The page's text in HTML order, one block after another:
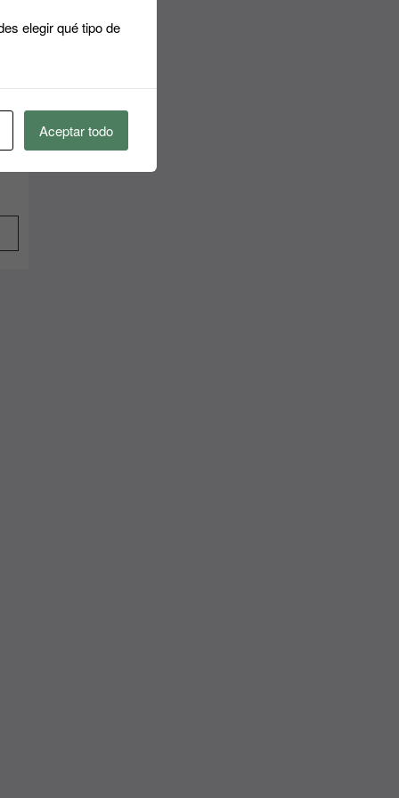
elegir qué tipo de
Aceptar todo